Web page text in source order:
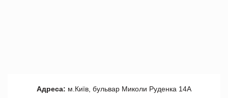
Адреса: м.Київ, бульвар Миколи Руденка 14А